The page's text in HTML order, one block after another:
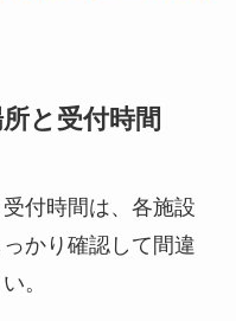
と受付時間
付時間は、各施設
かり確認して間違
。